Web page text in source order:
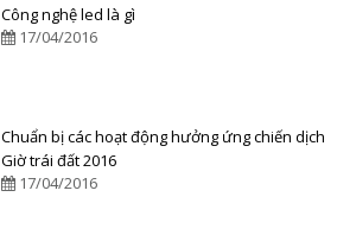
Công nghệ led là gì
17/04/2016
Chuẩn bị các hoạt động hưởng ứng chiến dịch
Giờ trái đất 2016
17/04/2016